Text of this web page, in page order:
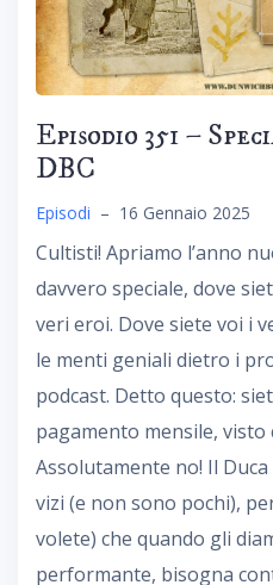
Episodio 351 –
DBC
Episodi – 16 Gennaio 2025
Cultisti! Apriamo l’anno
davvero speciale, dove
veri eroi. Dove siete voi i
le menti geniali dietro i
podcast. Detto questo:
pagamento mensile,
Assolutamente no! Il
vizi (e non sono pochi),
volete) che quando gli
performante, bisogna